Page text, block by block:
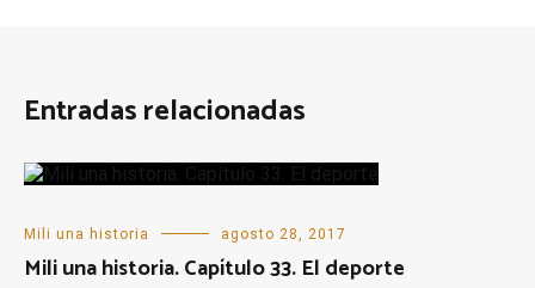
Entradas relacionadas
Mili una historia agosto 28, 2017
Mili una historia. Capítulo 33. El deporte